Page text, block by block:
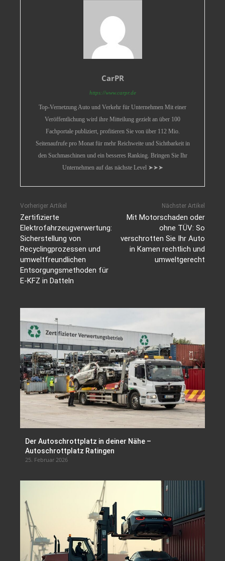
CarPR
https://www.carpr.de
Top-Vernetzung Auto und Verkehr für Unternehmen Mit einer
Veröffentlichung wird ihre Mitteilung gezielt an über 100
Fachportale publiziert, profitieren Sie von über 112 Mio.
Seitenaufrufe pro Monat für mehr Reichweite und Sichtbarkeit in
den Suchmaschinen und ein besseres Ranking. Bringen Sie Ihr
Unternehmen auf das nächste Level ➤➤➤
Vorheriger Artikel
Zertifizierte
Elektrofahrzeugverwertung:
Sicherstellung von
Recyclingprozessen und
umweltfreundlichen
Entsorgungsmethoden für
E-KFZ in Datteln
Nächster Artikel
Mit Motorschaden oder
ohne TÜV: So
verschrotten Sie Ihr Auto
in Kamen rechtlich und
umweltgerecht
Der Autoschrottplatz in deiner Nähe –
Autoschrottplatz Ratingen
25. Februar 2026